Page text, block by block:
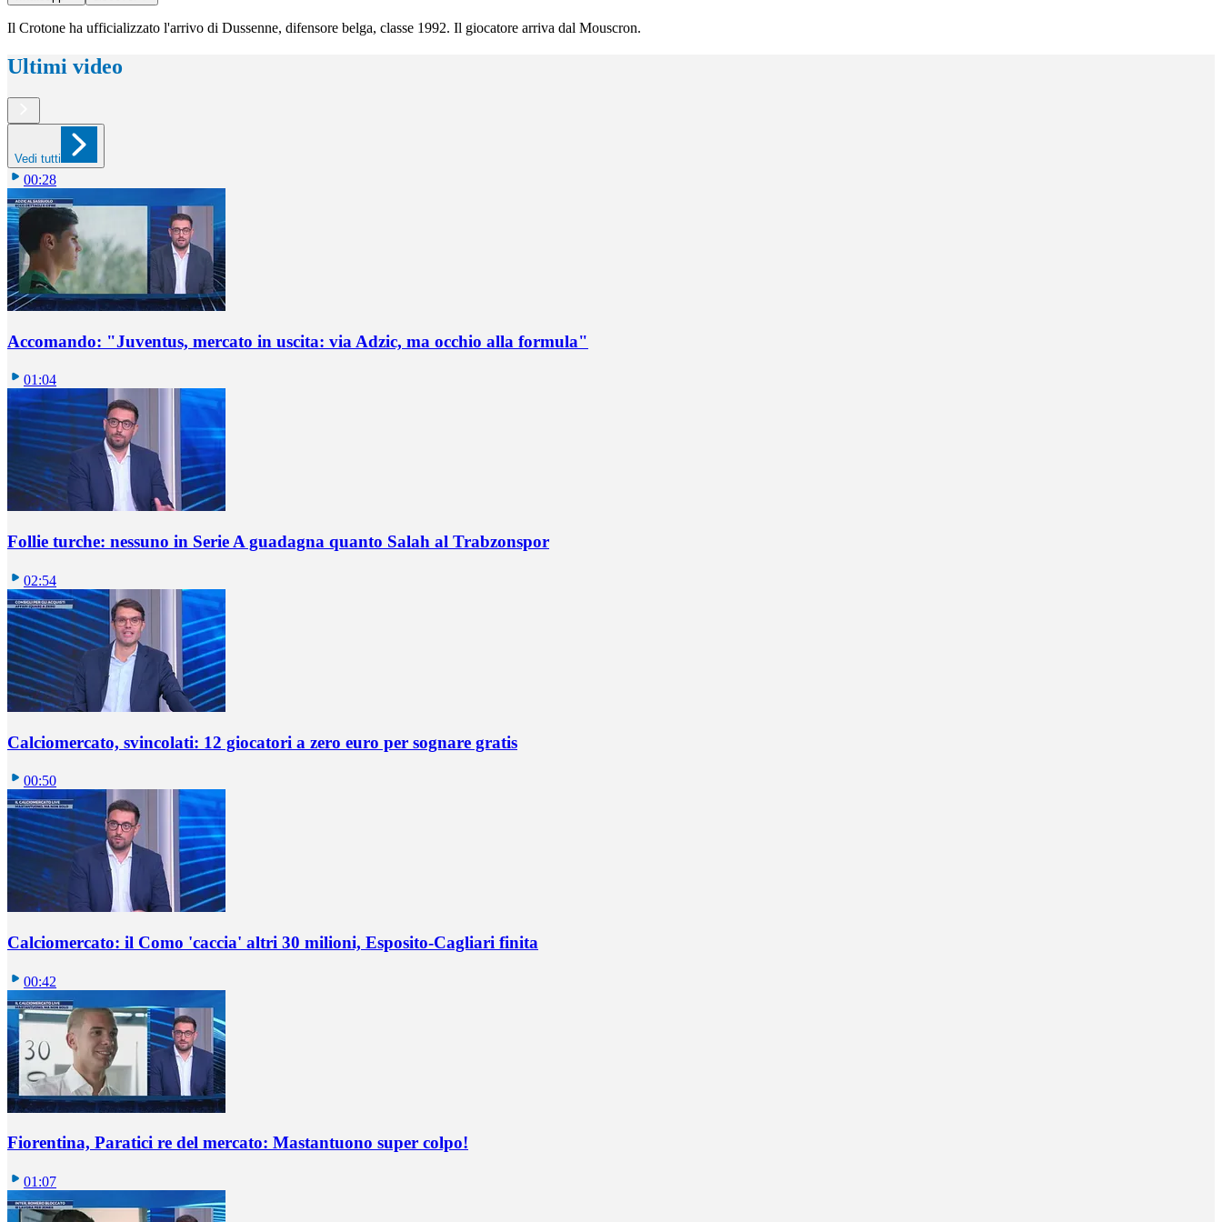
Il Crotone ha ufficializzato l'arrivo di Dussenne, difensore belga, classe 1992. Il giocatore arriva dal Mouscron.
Ultimi video
Vedi tutti
00:28
Accomando: "Juventus, mercato in uscita: via Adzic, ma occhio alla formula"
01:04
Follie turche: nessuno in Serie A guadagna quanto Salah al Trabzonspor
02:54
Calciomercato, svincolati: 12 giocatori a zero euro per sognare gratis
00:50
Calciomercato: il Como 'caccia' altri 30 milioni, Esposito-Cagliari finita
00:42
Fiorentina, Paratici re del mercato: Mastantuono super colpo!
01:07